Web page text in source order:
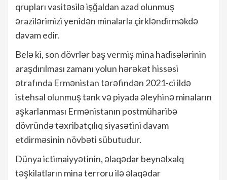
qrupları vasitəsilə işğaldan azad olunmuş
ərazilərimizi yenidən minalarla çirkləndirməkdə
davam edir.
Belə ki, son dövrlər baş vermiş mina hadisələrinin
araşdırılması zamanı yolun hərəkət hissəsi
ətrafında Ermənistan tərəfindən 2021-ci ildə
istehsal olunmuş tank və piyada əleyhinə minaların
aşkarlanması Ermənistanın postmüharibə
dövründə təxribatçılıq siyasətini davam
etdirməsinin növbəti sübutudur.
Dünya ictimaiyyətinin, əlaqədar beynəlxalq
təşkilatların mina terroru ilə əlaqədar